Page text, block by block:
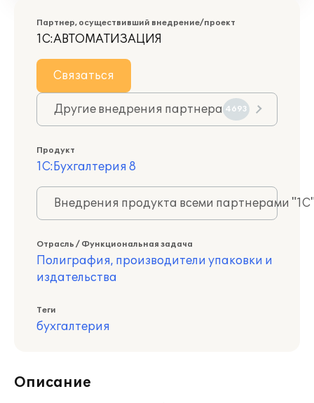
Партнер, осуществивший внедрение/проект
1С:АВТОМАТИЗАЦИЯ
Связаться
Другие внедрения партнера 4693
Продукт
1С:Бухгалтерия 8
Внедрения продукта всеми партнерами
Отрасль / Функциональная задача
Полиграфия, производители упаковки и
издательства
Теги
бухгалтерия
Описание